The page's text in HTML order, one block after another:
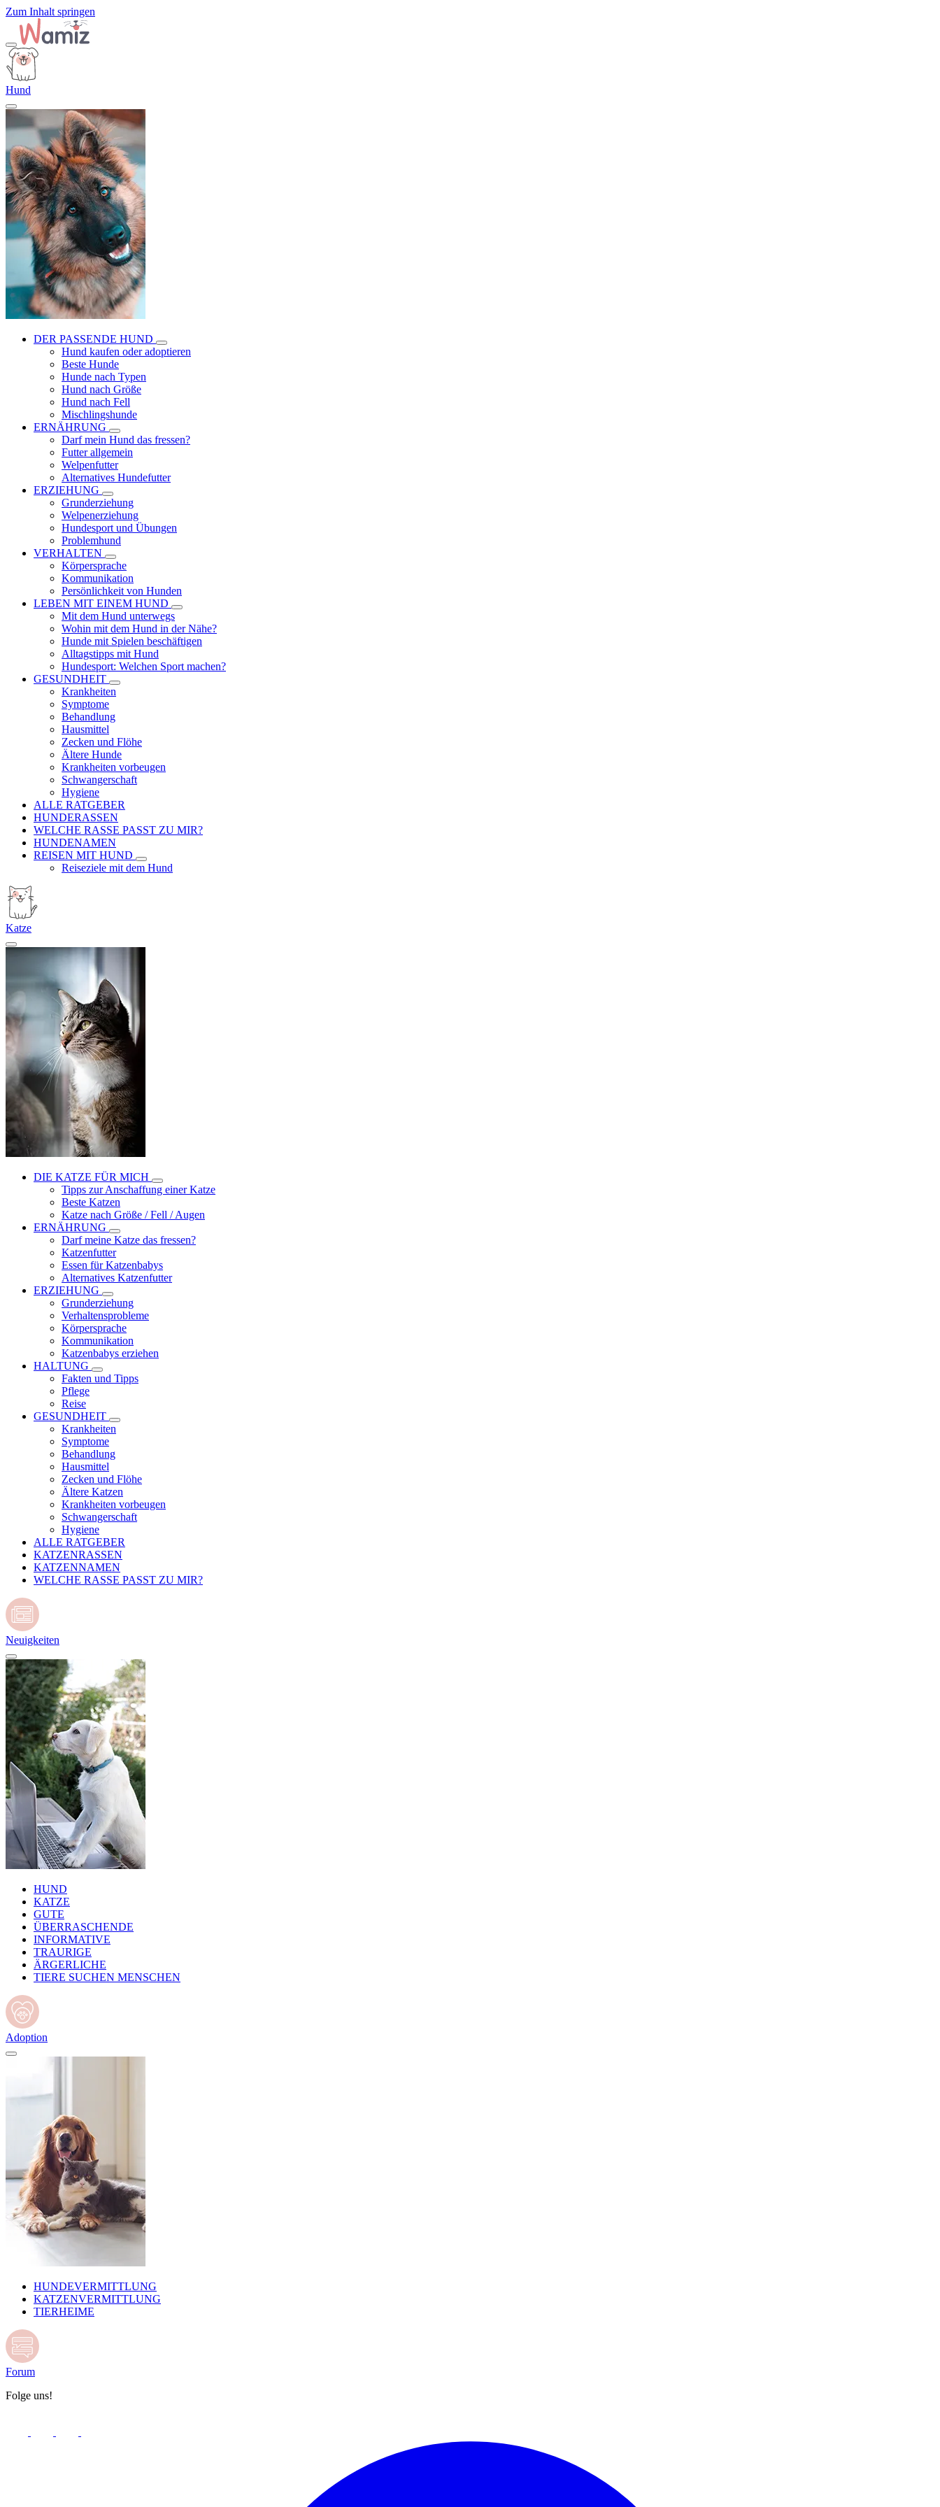
Zum Inhalt springen
Hund
DER PASSENDE HUND
Hund kaufen oder adoptieren
Beste Hunde
Hunde nach Typen
Hund nach Größe
Hund nach Fell
Mischlingshunde
ERNÄHRUNG
Darf mein Hund das fressen?
Futter allgemein
Welpenfutter
Alternatives Hundefutter
ERZIEHUNG
Grunderziehung
Welpenerziehung
Hundesport und Übungen
Problemhund
VERHALTEN
Körpersprache
Kommunikation
Persönlichkeit von Hunden
LEBEN MIT EINEM HUND
Mit dem Hund unterwegs
Wohin mit dem Hund in der Nähe?
Hunde mit Spielen beschäftigen
Alltagstipps mit Hund
Hundesport: Welchen Sport machen?
GESUNDHEIT
Krankheiten
Symptome
Behandlung
Hausmittel
Zecken und Flöhe
Ältere Hunde
Krankheiten vorbeugen
Schwangerschaft
Hygiene
ALLE RATGEBER
HUNDERASSEN
WELCHE RASSE PASST ZU MIR?
HUNDENAMEN
REISEN MIT HUND
Reiseziele mit dem Hund
Katze
DIE KATZE FÜR MICH
Tipps zur Anschaffung einer Katze
Beste Katzen
Katze nach Größe / Fell / Augen
ERNÄHRUNG
Darf meine Katze das fressen?
Katzenfutter
Essen für Katzenbabys
Alternatives Katzenfutter
ERZIEHUNG
Grunderziehung
Verhaltensprobleme
Körpersprache
Kommunikation
Katzenbabys erziehen
HALTUNG
Fakten und Tipps
Pflege
Reise
GESUNDHEIT
Krankheiten
Symptome
Behandlung
Hausmittel
Zecken und Flöhe
Ältere Katzen
Krankheiten vorbeugen
Schwangerschaft
Hygiene
ALLE RATGEBER
KATZENRASSEN
KATZENNAMEN
WELCHE RASSE PASST ZU MIR?
Neuigkeiten
HUND
KATZE
GUTE
ÜBERRASCHENDE
INFORMATIVE
TRAURIGE
ÄRGERLICHE
TIERE SUCHEN MENSCHEN
Adoption
HUNDEVERMITTLUNG
KATZENVERMITTLUNG
TIERHEIME
Forum
Folge uns!